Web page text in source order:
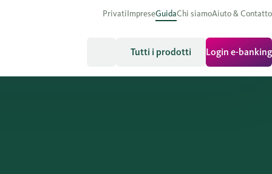
PrivatiImpreseGuidaChi siamoAiuto & Contatto
Tutti i prodotti Login e-banking